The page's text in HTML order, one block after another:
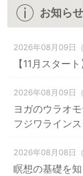
お知らせ
2026年08月09日（
【11月スター
2026年08月09日（
ヨガのウラオ
フジワライン
2026年08月08日（
瞑想の基礎を